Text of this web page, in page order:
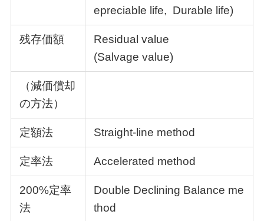
epreciable life, Durable life)
残存価額
Residual value
(Salvage value)
（減価償却
の方法）
定額法 Straight-line method
定率法 Accelerated method
200%定率
法
Double Declining Balance me
thod